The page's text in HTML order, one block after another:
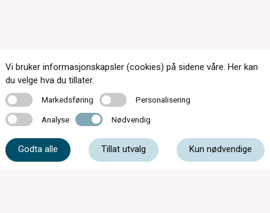
Kontakt oss
35 01 87 30
Vi bruker informasjonskapsler (cookies) på sidene våre. Her kan
du velge hva du tillater.
MarkedsføringMarkedsføring PersonaliseringPersonalisering
Analyse Analyse Nødvendig Nødvendig
Godta alle Tillat utvalg Kun nødvendige